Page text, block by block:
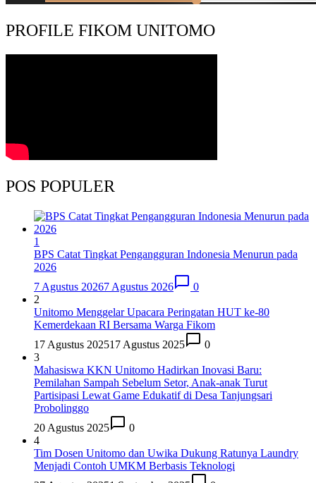
PROFILE FIKOM UNITOMO
POS POPULER
1
BPS Catat Tingkat Pengangguran Indonesia Menurun pada
2026
7 Agustus 20267 Agustus 2026
0
2
Unitomo Menggelar Upacara Peringatan HUT ke-80
Kemerdekaan RI Bersama Warga Fikom
17 Agustus 202517 Agustus 2025
0
3
Mahasiswa KKN Unitomo Hadirkan Inovasi Baru:
Pemilahan Sampah Sebelum Setor, Anak-anak Turut
Partisipasi Lewat Game Edukatif di Desa Tanjungsari
Probolinggo
20 Agustus 2025
0
4
Tim Dosen Unitomo dan Uwika Dukung Ratunya Laundry
Menjadi Contoh UMKM Berbasis Teknologi